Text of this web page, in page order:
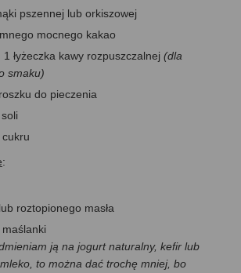
pszennej lub orkiszowej
mocnego kakao
łyżeczka kawy rozpuszczalnej (dla
smaku)
do pieczenia
:
roztopionego masła
ją na jogurt naturalny, kefir lub
to można dać trochę mniej, bo